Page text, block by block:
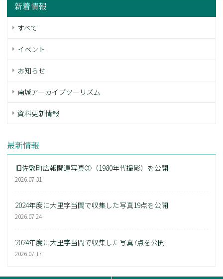
新着情報
すべて
イベント
お知らせ
南城アーカイブツーリズム
資料更新情報
最新情報
旧佐敷町広報関連写真③（1980年代撮影）を公開
2026.07.31
2024年度に大里字当間で収集した写真19点を公開
2026.07.24
2024年度に大里字当間で収集した写真7点を公開
2026.07.17